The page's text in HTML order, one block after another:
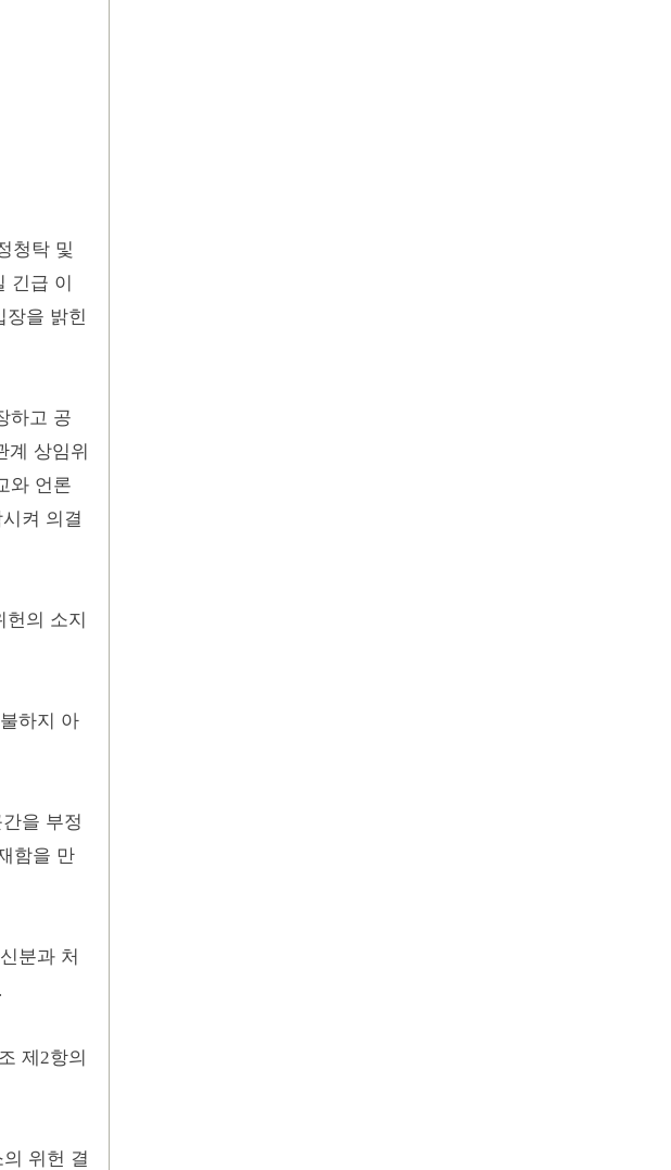
청탁 및
긴급 이
장을 밝힌
하고 공
계 상임위
와 언론
켜 의결
의 소지
하지 아
을 부정
함을 만
분과 처
.
조 제2항의
위헌 결